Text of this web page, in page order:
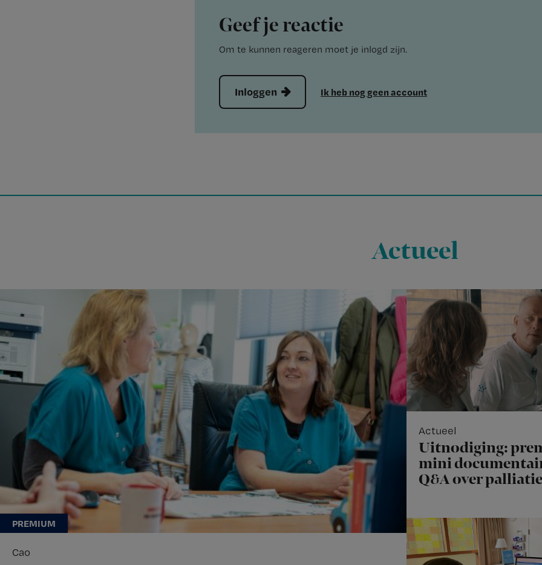
Geef je reactie
Om te kunnen reageren moet je inlogd zijn.
Inloggen Ik heb nog geen account
Actueel
Cao
Actueel
Uitnodiging:
mini
Q&A over